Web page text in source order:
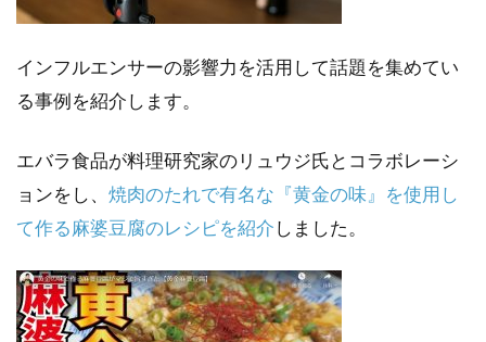
インフルエンサーの影響力を活用して話題を集めてい
る事例を紹介します。
エバラ食品が料理研究家のリュウジ氏とコラボレーシ
ョンをし、 焼肉のたれで有名な『黄金の味』を使用し
て作る麻婆豆腐のレシピを紹介しました。